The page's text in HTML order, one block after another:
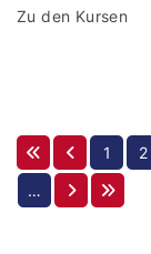
Zu den Kursen
1 2
…